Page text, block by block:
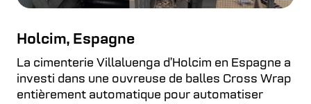
Holcim, Espagne
La cimenterie Villaluenga d’Holcim en Espagne a
investi dans une ouvreuse de balles Cross Wrap
entièrement automatique pour automatiser